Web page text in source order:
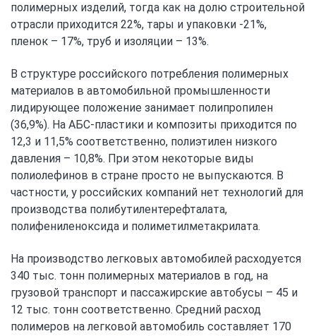
полимерных изделий, тогда как на долю строительной
отрасли приходится 22%, тары и упаковки -21%,
пленок – 17%, труб и изоляции – 13%.
В структуре российского потребления полимерных
материалов в автомобильной промышленности
лидирующее положение занимает полипропилен
(36,9%). На АБС-пластики и композиты приходится по
12,3 и 11,5% соответственно, полиэтилен низкого
давления – 10,8%. При этом некоторые виды
полиолефинов в стране просто не выпускаются. В
частности, у российских компаний нет технологий для
производства полибутилентерефталата,
полифениленоксида и полиметилметакрилата.
На производство легковых автомобилей расходуется
340 тыс. тонн полимерных материалов в год, на
грузовой транспорт и пассажирские автобусы – 45 и
12 тыс. тонн соответственно. Средний расход
полимеров на легковой автомобиль составляет 170